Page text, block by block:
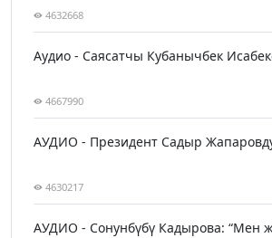
4632668
Аудио - Саясатчы Кубанычбек
4667990
АУДИО - Президент Садыр
4630217
АУДИО - Сонунбүбү Кадырова: “Мен